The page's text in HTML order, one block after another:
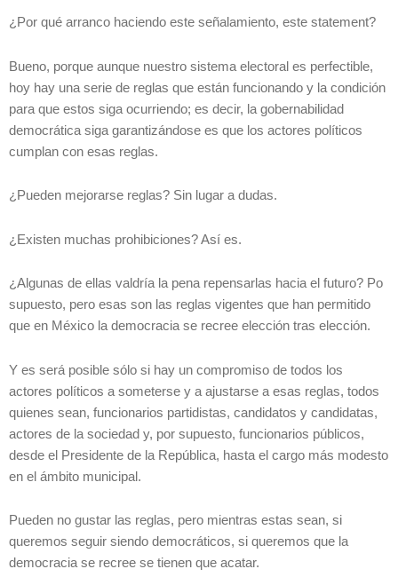
¿Por qué arranco haciendo este señalamiento, este statement?
Bueno, porque aunque nuestro sistema electoral es perfectible,
hoy hay una serie de reglas que están funcionando y la condición
para que estos siga ocurriendo; es decir, la gobernabilidad
democrática siga garantizándose es que los actores políticos
cumplan con esas reglas.
¿Pueden mejorarse reglas? Sin lugar a dudas.
¿Existen muchas prohibiciones? Así es.
¿Algunas de ellas valdría la pena repensarlas hacia el futuro? Po
supuesto, pero esas son las reglas vigentes que han permitido
que en México la democracia se recree elección tras elección.
Y es será posible sólo si hay un compromiso de todos los
actores políticos a someterse y a ajustarse a esas reglas, todos
quienes sean, funcionarios partidistas, candidatos y candidatas,
actores de la sociedad y, por supuesto, funcionarios públicos,
desde el Presidente de la República, hasta el cargo más modesto
en el ámbito municipal.
Pueden no gustar las reglas, pero mientras estas sean, si
queremos seguir siendo democráticos, si queremos que la
democracia se recree se tienen que acatar.